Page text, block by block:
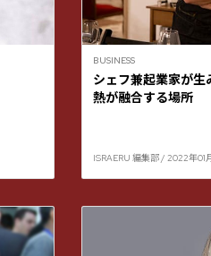
BUSINESS
シェフ兼起業家が
熱が融合する場所
ISRAERU 編集部 / 2022年01